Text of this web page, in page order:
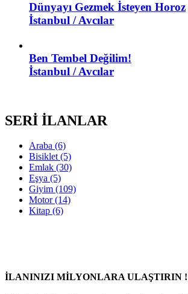
Dünyayı Gezmek İsteyen Horoz
İstanbul / Avcılar
Ben Tembel Değilim!
İstanbul / Avcılar
SERİ İLANLAR
Araba (6)
Bisiklet(5)
Emlak (30)
Eşya (5)
Giyim (109)
Motor(14)
Kitap (6)
İLANINIZI MİLYONLARA ULAŞTIRIN !